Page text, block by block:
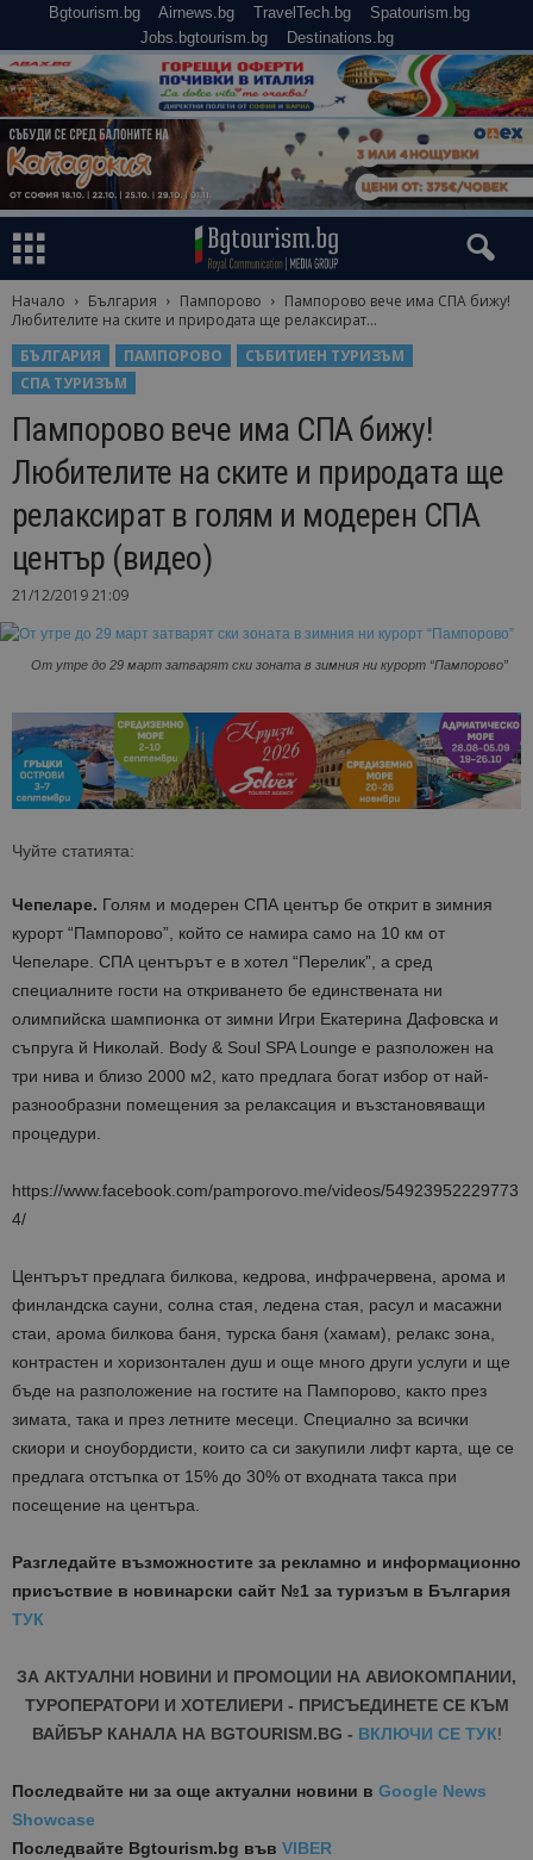
Bgtourism.bg Airnews.bg TravelTech.bg
Spatourism.bg
Jobs.bgtourism.bg
Destinations.bg
Начало България Пампорово
Пампорово вече има СПА бижу!
Любителите на ските и природата ще релаксират...
БЪЛГАРИЯ
ПАМПОРОВО
СЪБИТИЕН ТУРИЗЪМ
СПА ТУРИЗЪМ
Пампорово вече има СПА бижу!
Любителите на ските и природата ще
релаксират в голям и модерен СПА
център (видео)
21/12/2019 21:09
От утре до 29 март затварят ски зоната в зимния ни курорт “Пампорово”
Чуйте статията:
Чепеларе. Голям и модерен СПА център бе открит в зимния
курорт “Пампорово”, който се намира само на 10 км от
Чепеларе. СПА центърът e в хотел “Перелик”, а сред
специалните гости на откриването бе единствената ни
олимпийска шампионка от зимни Игри Екатерина Дафовска и
съпруга й Николай. Body & Soul SPA Lounge е разположен на
три нива и близо 2000 м2, като предлага богат избор от най-
разнообразни помещения за релаксация и възстановяващи
процедури.
https://www.facebook.com/pamporovo.me/videos/54923952229773
4/
Центърът предлага билкова, кедрова, инфрачервена, арома и
финландска сауни, солна стая, ледена стая, расул и масажни
стаи, арома билкова баня, турска баня (хамам), релакс зона,
контрастен и хоризонтален душ и още много други услуги и ще
бъде на разположение на гостите на Пампорово, както през
зимата, така и през летните месеци. Специално за всички
скиори и сноубордисти, които са си закупили лифт карта, ще се
предлага отстъпка от 15% до 30% от входната такса при
посещение на центъра.
Разгледайте възможностите за рекламно и информационно
присъствие в новинарски сайт №1 за туризъм в България
ТУК
ЗА АКТУАЛНИ НОВИНИ И ПРОМОЦИИ НА АВИОКОМПАНИИ,
ТУРОПЕРАТОРИ И ХОТЕЛИЕРИ - ПРИСЪЕДИНЕТЕ СЕ КЪМ
ВАЙБЪР КАНАЛА НА BGTOURISM.BG - ВКЛЮЧИ СЕ ТУК!
Последвайте ни за още актуални новини в Google News
Showcase
Последвайте Bgtourism.bg във VIBER